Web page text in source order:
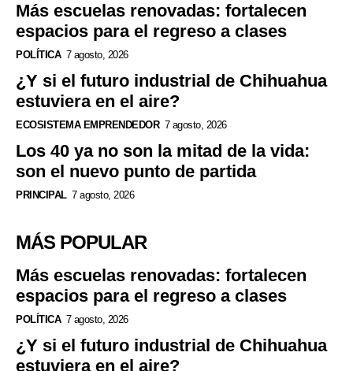
Más escuelas renovadas: fortalecen
espacios para el regreso a clases
POLÍTICA 7 agosto, 2026
¿Y si el futuro industrial de Chihuahua
estuviera en el aire?
ECOSISTEMA EMPRENDEDOR 7 agosto, 2026
Los 40 ya no son la mitad de la vida:
son el nuevo punto de partida
PRINCIPAL 7 agosto, 2026
MÁS POPULAR
Más escuelas renovadas: fortalecen
espacios para el regreso a clases
POLÍTICA 7 agosto, 2026
¿Y si el futuro industrial de Chihuahua
estuviera en el aire?